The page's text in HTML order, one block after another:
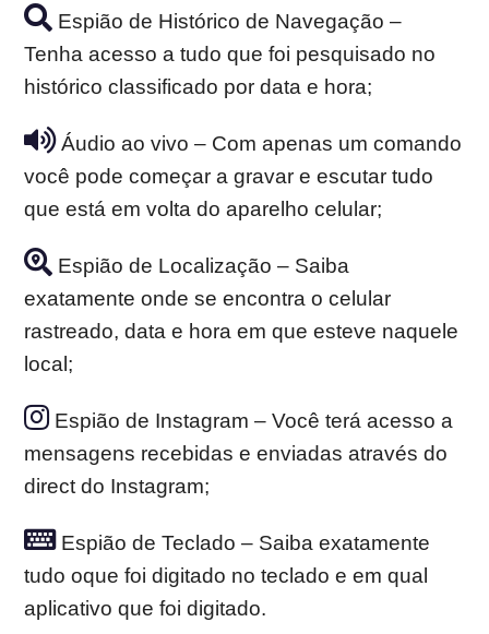
Espião de Histórico de Navegação –
Tenha acesso a tudo que foi pesquisado no
histórico classificado por data e hora;
Áudio ao vivo – Com apenas um comando
você pode começar a gravar e escutar tudo
que está em volta do aparelho celular;
Espião de Localização – Saiba
exatamente onde se encontra o celular
rastreado, data e hora em que esteve naquele
local;
Espião de Instagram – Você terá acesso a
mensagens recebidas e enviadas através do
direct do Instagram;
Espião de Teclado – Saiba exatamente
tudo oque foi digitado no teclado e em qual
aplicativo que foi digitado.